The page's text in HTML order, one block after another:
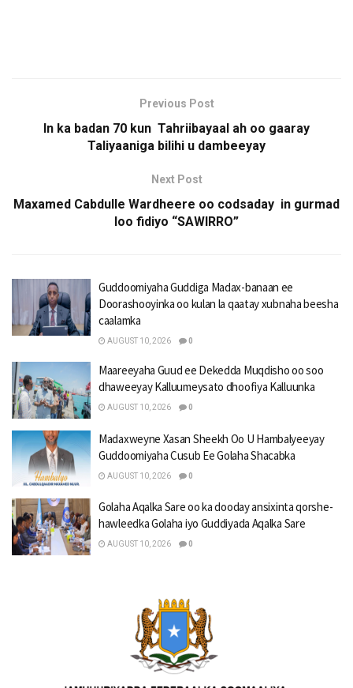
Previous Post
In ka badan 70 kun Tahriibayaal ah oo gaaray
Taliyaaniga bilihi u dambeeyay
Next Post
Maxamed Cabdulle Wardheere oo codsaday in gurmad
loo fidiyo “SAWIRRO”
Guddoomiyaha Guddiga Madax-banaan ee
Doorashooyinka oo kulan la qaatay xubnaha beesha
caalamka
AUGUST 10, 2026 0
Maareeyaha Guud ee Dekedda Muqdisho oo soo
dhaweeyay Kalluumeysato dhoofiya Kalluunka
AUGUST 10, 2026 0
Madaxweyne Xasan Sheekh Oo U Hambalyeeyay
Guddoomiyaha Cusub Ee Golaha Shacabka
AUGUST 10, 2026 0
Golaha Aqalka Sare oo ka dooday ansixinta qorshe-
hawleedka Golaha iyo Guddiyada Aqalka Sare
AUGUST 10, 2026 0